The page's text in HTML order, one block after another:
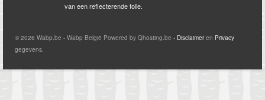
van een reflecterende folie.
© 2026 Wabp.be - Wabp België Powered by Qhosting.be - Disclaimeren Privacy
gegevens.